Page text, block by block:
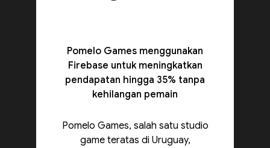
Pomelo Games menggunakan
Firebase untuk meningkatkan
pendapatan hingga 35% tanpa
kehilangan pemain
Pomelo Games, salah satu studio
game teratas di Uruguay,